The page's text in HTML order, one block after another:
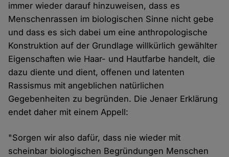
immer wieder darauf hinzuweisen, dass es
Menschenrassen im biologischen Sinne nicht gebe
und dass es sich dabei um eine anthropologische
Konstruktion auf der Grundlage willkürlich gewählter
Eigenschaften wie Haar- und Hautfarbe handelt, die
dazu diente und dient, offenen und latenten
Rassismus mit angeblichen natürlichen
Gegebenheiten zu begründen. Die Jenaer Erklärung
endet daher mit einem Appell:
"Sorgen wir also dafür, dass nie wieder mit
scheinbar biologischen Begründungen Menschen